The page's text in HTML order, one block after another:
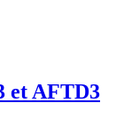
et AFTD3